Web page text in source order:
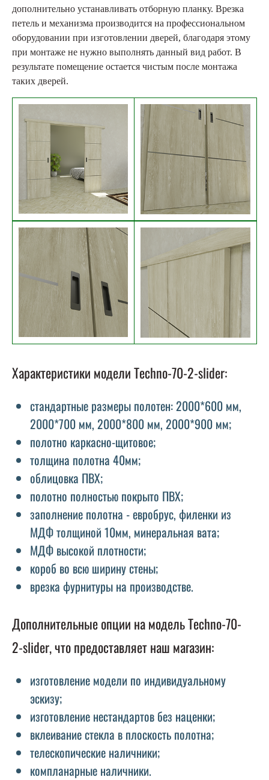
дополнительно устанавливать отборную планку. Врезка
петель и механизма производится на профессиональном
оборудовании при изготовлении дверей, благодаря этому
при монтаже не нужно выполнять данный вид работ. В
результате помещение остается чистым после монтажа
таких дверей.
Характеристики модели Techno-70-2-slider:
стандартные размеры полотен: 2000*600 мм,
2000*700 мм, 2000*800 мм, 2000*900 мм;
полотно каркасно-щитовое;
толщина полотна 40мм;
облицовка ПВХ;
полотно полностью покрыто ПВХ;
заполнение полотна - евробрус, филенки из
МДФ толщиной 10мм, минеральная вата;
МДФ высокой плотности;
короб во всю ширину стены;
врезка фурнитуры на производстве.
Дополнительные опции на модель Techno-70-
2-slider, что предоставляет наш магазин:
изготовление модели по индивидуальному
эскизу;
изготовление нестандартов без наценки;
вклеивание стекла в плоскость полотна;
телескопические наличники;
компланарные наличники.